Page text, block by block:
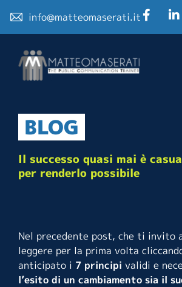
info@matteomaserati.it
BLOG
Il successo quasi mai è
per renderlo possibile
Nel precedente post, che ti invito
leggere per la prima volta
anticipato i 7 principi validi e
l’esito di un cambiamento sia il